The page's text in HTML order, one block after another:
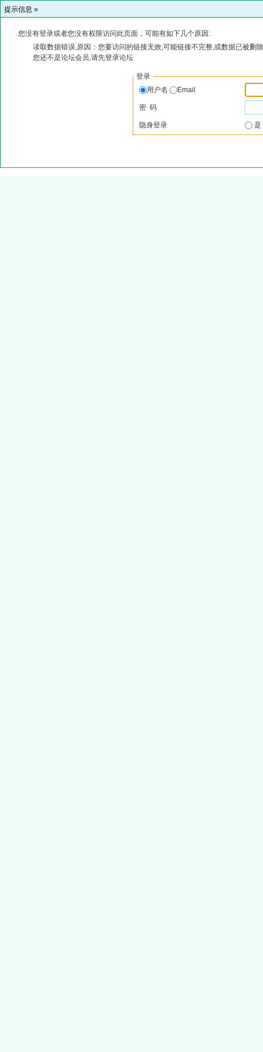
提示信息 »
您没有登录或者您没有权限访问此页面，可能有如下几个原因:
读取数据错误,原因：您要访问的链接无效,可能链接不完整,或数据已被删
您还不是论坛会员,请先登录论坛
登录
用户名
Email
密 码
隐身登录